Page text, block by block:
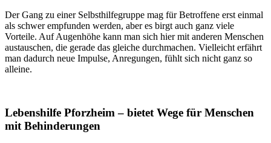
Der Gang zu einer Selbsthilfegruppe mag für Betroffene erst einmal
als schwer empfunden werden, aber es birgt auch ganz viele
Vorteile. Auf Augenhöhe kann man sich hier mit anderen Menschen
austauschen, die gerade das gleiche durchmachen. Vielleicht erfährt
man dadurch neue Impulse, Anregungen, fühlt sich nicht ganz so
alleine.
Lebenshilfe Pforzheim – bietet Wege für Menschen
mit Behinderungen